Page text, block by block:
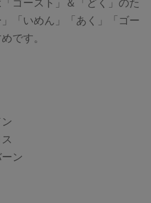
ゴースト」＆「どく」のた
「いめん」「あく」「ゴー
です。
ン